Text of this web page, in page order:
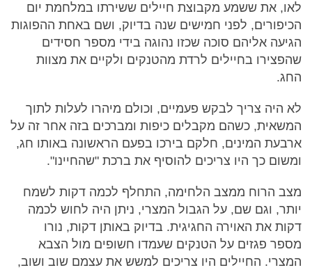
לאו, את ששמע מקבוצת חיילים ששירתו במלחמת יום
הכיפורים, לפני חמישים שנה בדיוק, ושם באחת ההפוגות
הגיעה אליהם סוכה שכזו נהוגה בידי מספר חסידים
שהפצירו בחיילים לרדת מהטנקים ולקיים את מצוות
החג.
לא היה צריך לבקש פעמיים, וכולם מיהרו לעלות לתוך
המשאית, כשהם מקבלים כיפות ומברכים בזה אחר זה על
ארבעת המינים, חלקם בירכו בפעם הראשונה באותו חג,
ומשום כך היו צריכים להוסיף את ברכת "שהחיינו".
מצב הרוח ממצב הלחימה, התחלף לכמה דקות לשמח
יותר, וגם שם, על הגבול המצרי, ניתן היה לחוש לכמה
דקות את האוירה החגיגית. בדיוק באותן דקות, נורו
מספר פגזים על הטנקים שעמדו חשופים מול הצבא
המצרי. החיילים היו צריכים למשש את עצמם שוב ושוב,